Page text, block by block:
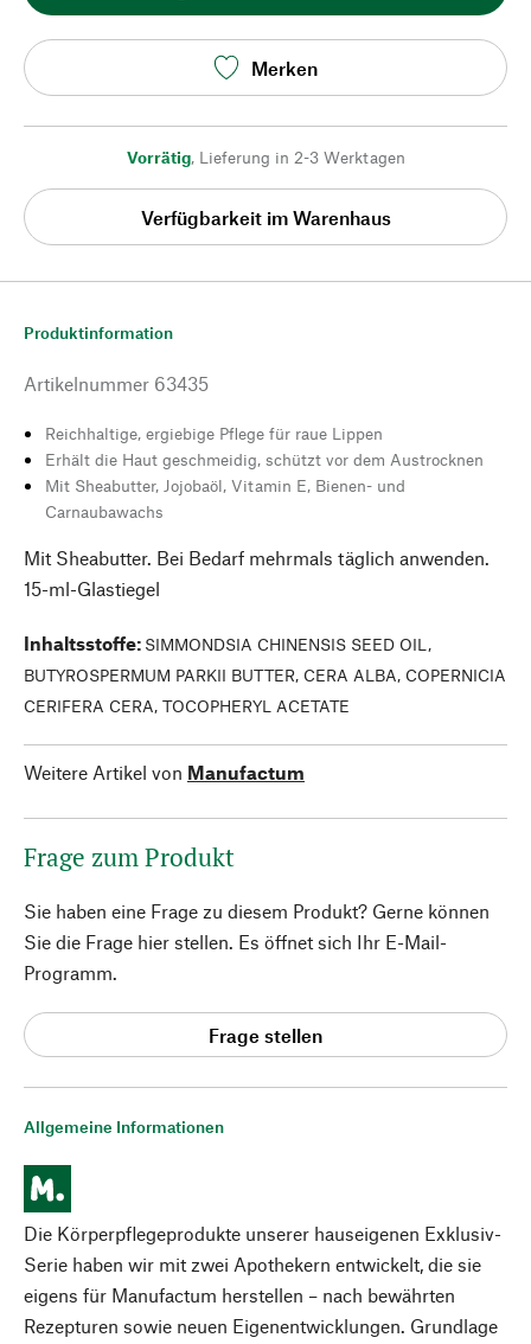
Merken
Vorrätig, Lieferung in 2-3 Werktagen
Verfügbarkeit im Warenhaus
Allgemeine Informationen
Die Körperpflegeprodukte unserer hauseigenen Exklusiv-
Serie haben wir mit zwei Apothekern entwickelt, die sie
eigens für Manufactum herstellen – nach bewährten
Rezepturen sowie neuen Eigenentwicklungen. Grundlage
Produktinformation
Artikelnummer 63435
Reichhaltige, ergiebige Pflege für raue Lippen
Erhält die Haut geschmeidig, schützt vor dem Austrocknen
Mit Sheabutter, Jojobaöl, Vitamin E, Bienen- und
Carnaubawachs
Mit Sheabutter. Bei Bedarf mehrmals täglich anwenden.
15-ml-Glastiegel
Inhaltsstoffe: SIMMONDSIA CHINENSIS SEED OIL,
BUTYROSPERMUM PARKII BUTTER, CERA ALBA, COPERNICIA
CERIFERA CERA, TOCOPHERYL ACETATE
Weitere Artikel von Manufactum
Frage zum Produkt
Sie haben eine Frage zu diesem Produkt? Gerne können
Sie die Frage hier stellen. Es öffnet sich Ihr E-Mail-
Programm.
Frage stellen